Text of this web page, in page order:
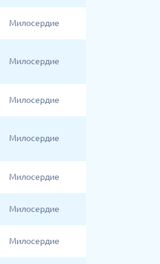
Милосердие
Милосердие
Милосердие
Милосердие
Милосердие
Милосердие
Милосердие